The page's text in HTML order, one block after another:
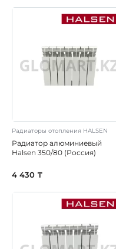
Радиаторы отопления HALSEN
Радиатор алюминиевый
Halsen 350/80 (Россия)
4 430 ₸